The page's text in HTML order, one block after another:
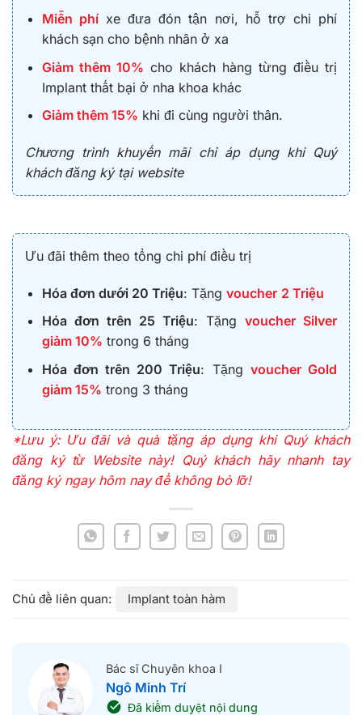
Miễn phíxe đưa đón tận nơi, hỗ trợ chi phí
khách sạn cho bệnh nhân ở xa
Giảm thêm 10% cho khách hàng từng điều trị
Implant thất bại ở nha khoa khác
Giảm thêm 15% khi đi cùng người thân.
Chương trình khuyến mãi chỉ áp dụng khi Quý
khách đăng ký tại website
Ưu đãi thêm theo tổng chi phí điều trị
Hóa đơn dưới 20 Triệu: Tặng voucher 2 Triệu
Hóa đơn trên 25 Triệu: Tặng voucher Silver
giảm 10% trong 6 tháng
Hóa đơn trên 200 Triệu: Tặng voucher Gold
giảm 15% trong 3 tháng
*Lưu ý: Ưu đãi và quà tặng áp dụng khi Quý khách
đăng ký từ Website này! Quý khách hãy nhanh tay
đăng ký ngay hôm nay để không bỏ lỡ!
Implant toàn hàm
Bác sĩ Chuyên khoa I
Ngô Minh Trí
Đã kiểm duyệt nội dung